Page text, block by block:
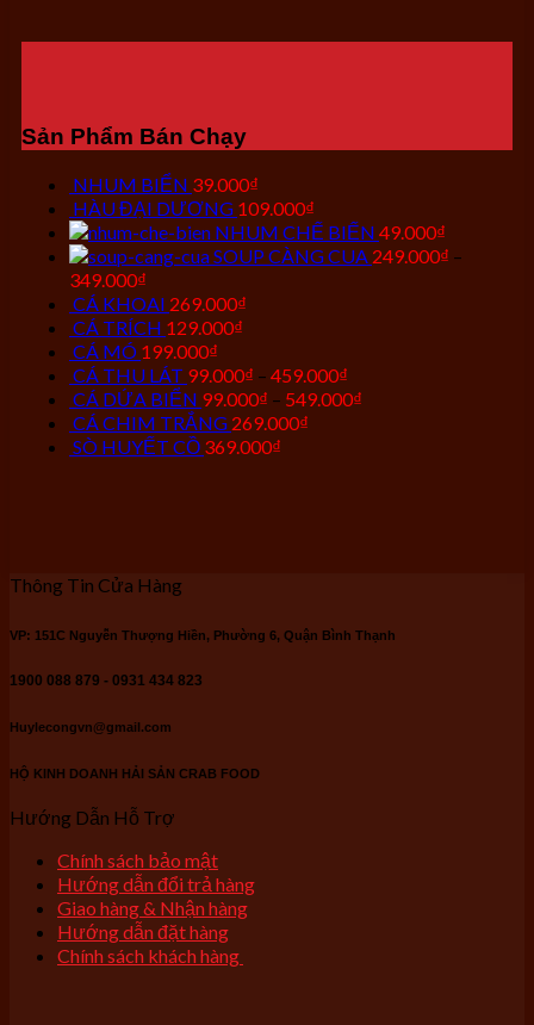
Sản Phẩm Bán Chạy
NHUM BIỂN 39.000₫
HÀU ĐẠI DƯƠNG 109.000₫
NHUM CHẾ BIẾN 49.000₫
SOUP CÀNG CUA 249.000₫ –
349.000₫
CÁ KHOAI 269.000₫
CÁ TRÍCH 129.000₫
CÁ MÓ 199.000₫
CÁ THU LÁT 99.000₫ – 459.000₫
CÁ DỨA BIỂN 99.000₫ – 549.000₫
CÁ CHIM TRẮNG 269.000₫
SÒ HUYẾT CỒ 369.000₫
Thông Tin Cửa Hàng
VP: 151C Nguyễn Thượng Hiền, Phường 6, Quận Bình Thạnh
1900 088 879 - 0931 434 823
Huylecongvn@gmail.com
HỘ KINH DOANH HẢI SẢN CRAB FOOD
Hướng Dẫn Hỗ Trợ
Chính sách bảo mật
Hướng dẫn đổi trả hàng
Giao hàng & Nhận hàng
Hướng dẫn đặt hàng
Chính sách khách hàng